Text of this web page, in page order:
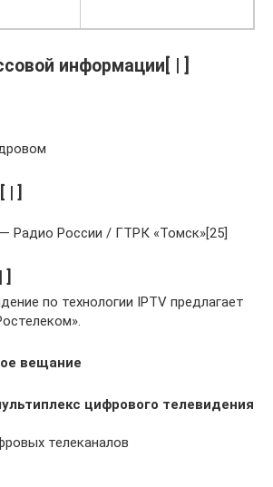
информации[ | ]
| ]
Радио России / ГТРК «Томск»[25]
]
по технологии IPTV предлагает
вещание
цифрового телевидения
телеканалов